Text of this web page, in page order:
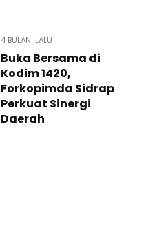
4 BULAN LALU
Buka Bersama di
Kodim 1420,
Forkopimda Sidrap
Perkuat Sinergi
Daerah